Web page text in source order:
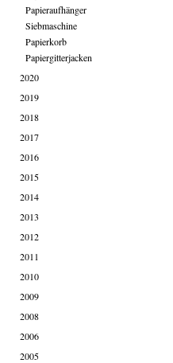
Papieraufhänger
Siebmaschine
Papierkorb
Papiergitterjacken
2020
2019
2018
2017
2016
2015
2014
2013
2012
2011
2010
2009
2008
2006
2005